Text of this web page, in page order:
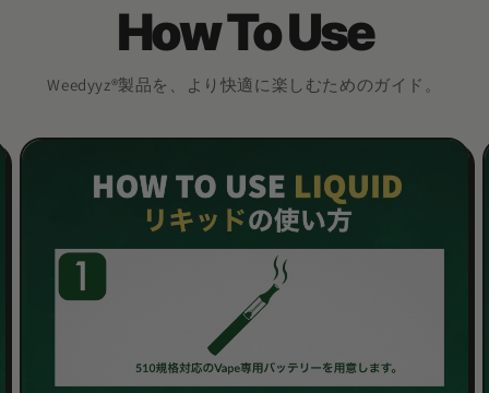
How To Use
Weedyyz®︎製品を、より快適に楽しむためのガイド。